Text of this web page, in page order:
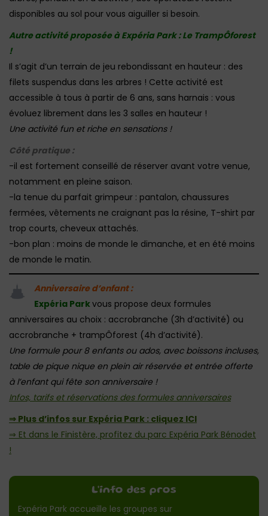
disponibles au sol pour vous aiguiller si besoin.
Autre activité proposée à Expéria Park : Le TrampÔforest
!
Il s’agit d’un terrain de jeu rebondissant en hauteur : des
filets suspendus dans les arbres ! Cette activité est
accessible à tous à partir de 6 ans, sans harnais : vous
évoluez librement dans les 3 salles en hauteur !
Une activité fun et riche en sensations !
Côté pratique :
-il est fortement conseillé de réserver avant votre venue,
notamment en pleine saison.
-la tenue du parfait grimpeur : pantalon, chaussures
fermées, vêtements ne craignant pas la résine, T-shirt par
trop courts, cheveux attachés.
-bon plan : moins de monde le dimanche, et en été moins
de monde le matin.
Anniversaire d’enfant :
Expéria Parkvous propose deux formules
anniversaires au choix : accrobranche (3h d’activité) ou
accrobranche + trampÔforest (4h d’activité).
Une formule pour 8 enfants ou ados, avec boissons incluses,
table de pique nique en plein air réservée et entrée offerte
à l’enfant qui fête son anniversaire !
Infos, tarifs et réservations des formules anniversaires
⇒ Plus d’infos sur Expéria Park : cliquez ICI
⇒ Et dans le Finistère, profitez du parc Expéria Park Bénodet
!
L'info des pros
Expéria Park accueille les groupes sur